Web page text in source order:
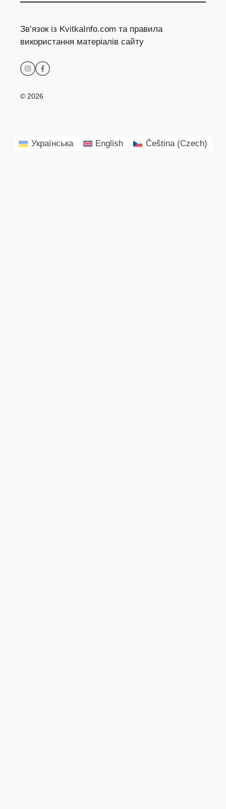
Зв’язок із KvitkaInfo.com та правила
використання матеріалів сайту
© 2026
Українська English Čeština(Czech)